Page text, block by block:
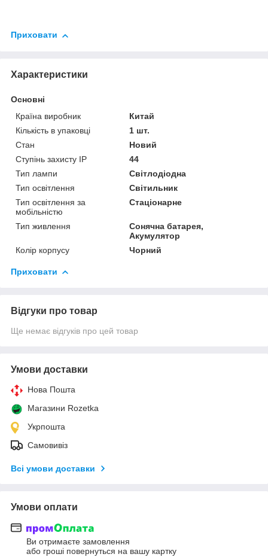
Приховати
Характеристики
Основні
Країна виробник
Китай
Кількість в упаковці
1 шт.
Стан
Новий
Ступінь захисту IP
44
Тип лампи
Світлодіодна
Тип освітлення
Світильник
Тип освітлення за
мобільністю
Стаціонарне
Тип живлення
Сонячна батарея,
Акумулятор
Колір корпусу
Чорний
Приховати
Відгуки про товар
Ще немає відгуків про цей товар
Умови доставки
Нова Пошта
Магазини Rozetka
Укрпошта
Самовивіз
Всі умови доставки
Умови оплати
Ви отримаєте замовлення
або гроші повернуться на вашу картку